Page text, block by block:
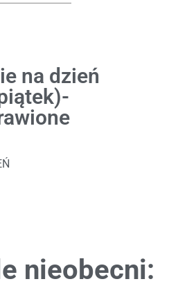
na dzień
nieobecni: